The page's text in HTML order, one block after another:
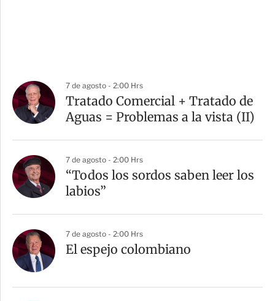
7 de agosto - 2:00 Hrs
Tratado Comercial + Tratado de
Aguas = Problemas a la vista (II)
7 de agosto - 2:00 Hrs
“Todos los sordos saben leer los
labios”
7 de agosto - 2:00 Hrs
El espejo colombiano